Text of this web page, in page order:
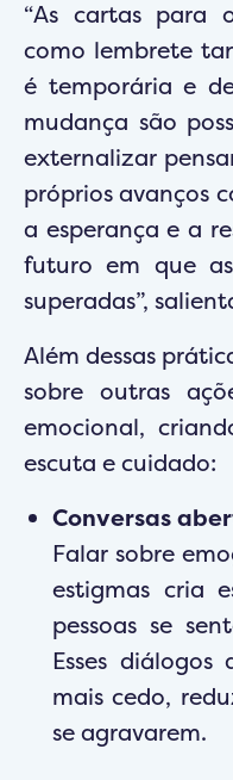
“As cartas para
como lembrete
é temporária e
mudança são
externalizar
próprios avanços
a esperança e a
futuro em que
superadas”,
Além dessas
sobre outras
emocional,
escuta e cuidado:
Conversas
Falar sobre
estigmas cria
pessoas se
Esses
mais cedo,
se agravarem.